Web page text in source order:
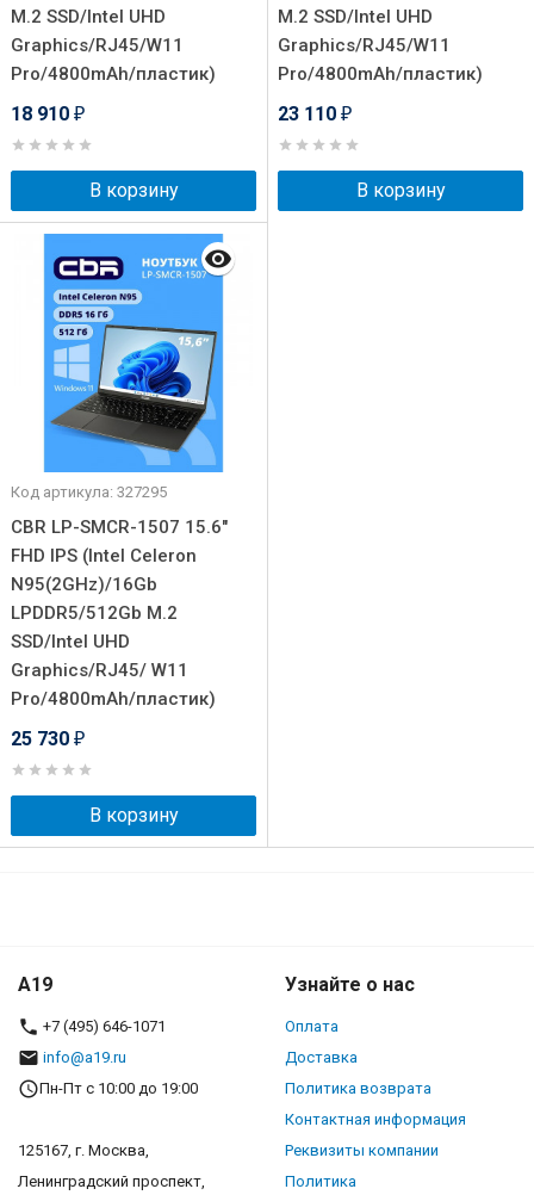
M.2 SSD/Intel UHD
Graphics/RJ45/W11
Pro/4800mAh/пластик)
18 910 ₽
В корзину
M.2 SSD/Intel UHD
Graphics/RJ45/W11
Pro/4800mAh/пластик)
23 110 ₽
В корзину
Код артикула: 327295
CBR LP-SMCR-1507 15.6"
FHD IPS (Intel Celeron
N95(2GHz)/16Gb
LPDDR5/512Gb M.2
SSD/Intel UHD
Graphics/RJ45/ W11
Pro/4800mAh/пластик)
25 730 ₽
В корзину
A19
+7 (495) 646-1071
info@a19.ru
Пн-Пт с 10:00 до 19:00
125167, г. Москва,
Ленинградский проспект,
Узнайте о нас
Оплата
Доставка
Политика возврата
Контактная информация
Реквизиты компании
Политика